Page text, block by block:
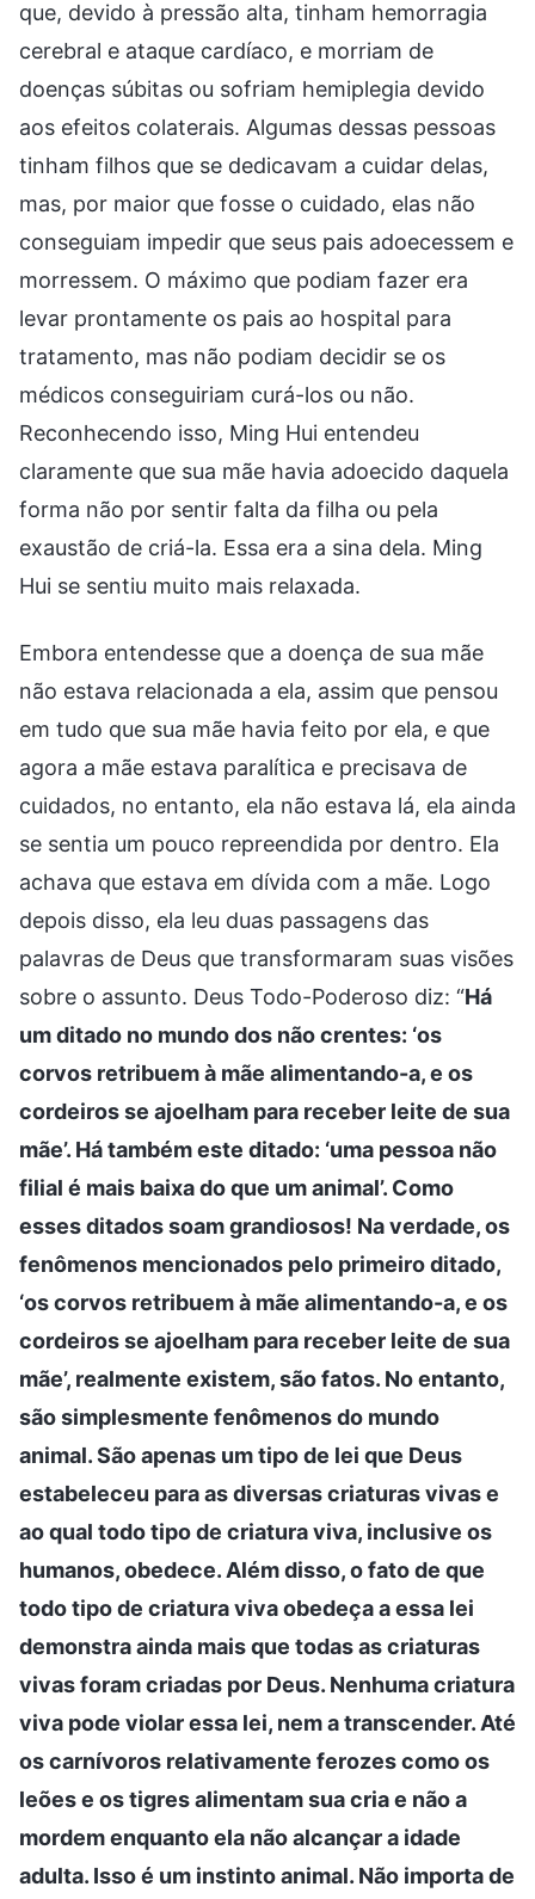
que, devido à pressão alta, tinham hemorragia
cerebral e ataque cardíaco, e morriam de
doenças súbitas ou sofriam hemiplegia devido
aos efeitos colaterais. Algumas dessas pessoas
tinham filhos que se dedicavam a cuidar delas,
mas, por maior que fosse o cuidado, elas não
conseguiam impedir que seus pais adoecessem e
morressem. O máximo que podiam fazer era
levar prontamente os pais ao hospital para
tratamento, mas não podiam decidir se os
médicos conseguiriam curá-los ou não.
Reconhecendo isso, Ming Hui entendeu
claramente que sua mãe havia adoecido daquela
forma não por sentir falta da filha ou pela
exaustão de criá-la. Essa era a sina dela. Ming
Hui se sentiu muito mais relaxada.
Embora entendesse que a doença de sua mãe
não estava relacionada a ela, assim que pensou
em tudo que sua mãe havia feito por ela, e que
agora a mãe estava paralítica e precisava de
cuidados, no entanto, ela não estava lá, ela ainda
se sentia um pouco repreendida por dentro. Ela
achava que estava em dívida com a mãe. Logo
depois disso, ela leu duas passagens das
palavras de Deus que transformaram suas visões
sobre o assunto. Deus Todo-Poderoso diz: “Há
um ditado no mundo dos não crentes: ‘os
corvos retribuem à mãe alimentando-a, e os
cordeiros se ajoelham para receber leite de sua
mãe’. Há também este ditado: ‘uma pessoa não
filial é mais baixa do que um animal’. Como
esses ditados soam grandiosos! Na verdade, os
fenômenos mencionados pelo primeiro ditado,
‘os corvos retribuem à mãe alimentando-a, e os
cordeiros se ajoelham para receber leite de sua
mãe’, realmente existem, são fatos. No entanto,
são simplesmente fenômenos do mundo
animal. São apenas um tipo de lei que Deus
estabeleceu para as diversas criaturas vivas e
ao qual todo tipo de criatura viva, inclusive os
humanos, obedece. Além disso, o fato de que
todo tipo de criatura viva obedeça a essa lei
demonstra ainda mais que todas as criaturas
vivas foram criadas por Deus. Nenhuma criatura
viva pode violar essa lei, nem a transcender. Até
os carnívoros relativamente ferozes como os
leões e os tigres alimentam sua cria e não a
mordem enquanto ela não alcançar a idade
adulta. Isso é um instinto animal. Não importa de